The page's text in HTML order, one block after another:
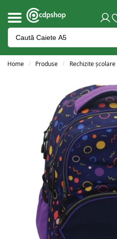
Home / Produse / Rechizite școlare